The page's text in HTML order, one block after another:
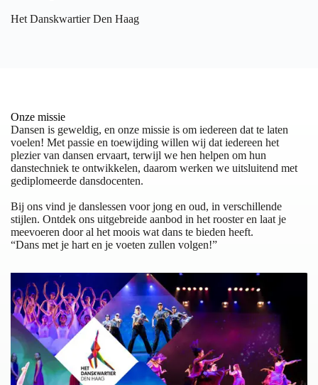
Het Danskwartier Den Haag
Onze missie
Dansen is geweldig, en onze missie is om iedereen dat te laten
voelen! Met passie en toewijding willen wij dat iedereen het
plezier van dansen ervaart, terwijl we hen helpen om hun
danstechniek te ontwikkelen, daarom werken we uitsluitend met
gediplomeerde dansdocenten.
Bij ons vind je danslessen voor jong en oud, in verschillende
stijlen. Ontdek ons uitgebreide aanbod in het rooster en laat je
meevoeren door al het moois wat dans te bieden heeft.
“Dans met je hart en je voeten zullen volgen!”